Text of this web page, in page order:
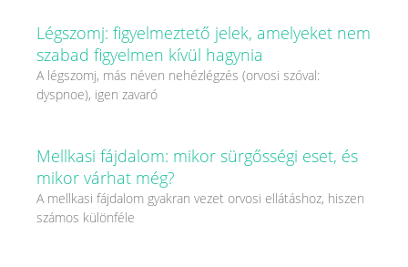
Légszomj: figyelmeztető jelek, amelyeket nem
szabad figyelmen kívül hagynia
A légszomj, más néven nehézlégzés (orvosi szóval:
dyspnoe), igen zavaró
Mellkasi fájdalom: mikor sürgősségi eset, és
mikor várhat még?
A mellkasi fájdalom gyakran vezet orvosi ellátáshoz, hiszen
számos különféle